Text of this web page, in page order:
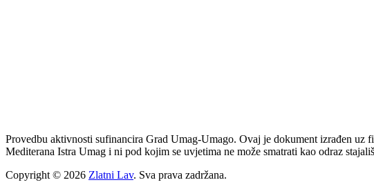
Provedbu aktivnosti sufinancira Grad Umag-Umago. Ovaj je dokument izrađen
Mediterana Istra Umag i ni pod kojim se uvjetima ne može smatrati kao odraz
Copyright © 2026 Zlatni Lav. Sva prava zadržana.